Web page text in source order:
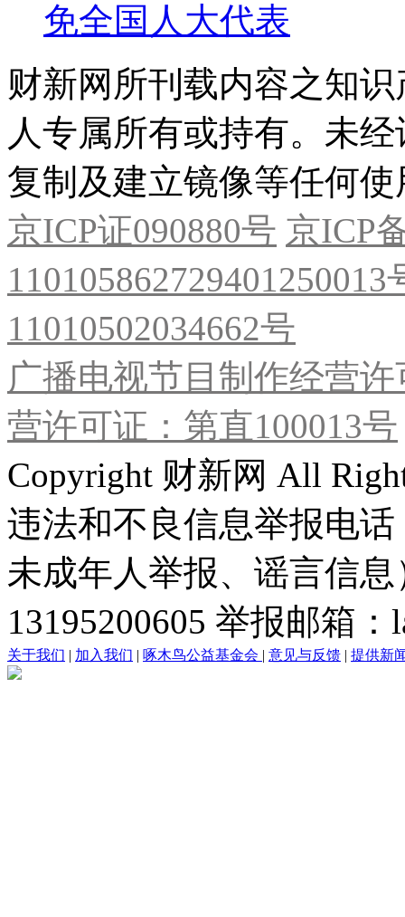
免全国人大代表
财新网所刊载内容之知
人专属所有或持有。未
复制及建立镜像等任何使
京ICP证090880号 京ICP
11010502034662号
广播电视节目制作经营
营许可证：第直100013号
Copyright 财新网 All
违法和不良信息举报电
未成年人举报、谣言信
13195200605 举报邮箱
关于我们 | 加入我们 | 啄木鸟公益基金会 | 意见与反馈 | 提供新